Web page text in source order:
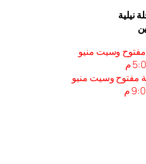
نيلية
مفتوح وسيت منيو
مفتوح وسيت منيو